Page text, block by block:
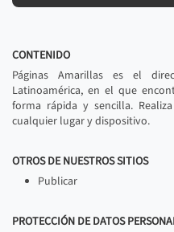
CONTENIDO
Páginas Amarillas es el
Latinoamérica, en el que
forma rápida y sencilla.
cualquier lugar y dispositivo.
OTROS DE NUESTROS SITIOS
Publicar
PROTECCIÓN DE DATOS